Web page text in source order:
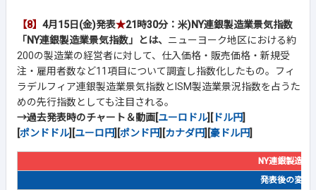
【8】 4月15日(金)発表★21時30分：米)NY連銀製造業景気指数
「NY連銀製造業景気指数」とは、 ニューヨーク地区における約
200の製造業の経営者に対して、仕入価格・販売価格・新規受
注・雇用者数など11項目について調査し指数化したもの。フィ
ラデルフィア連銀製造業景気指数とISM製造業景況指数を占うた
めの先行指数としても注目される。
→過去発表時のチャート＆動画[ユーロドル][ ドル円]
[ポンドドル][ユーロ円][ポンド円][カナダ円][豪ドル円]
NY連銀製造業
発表後の変動